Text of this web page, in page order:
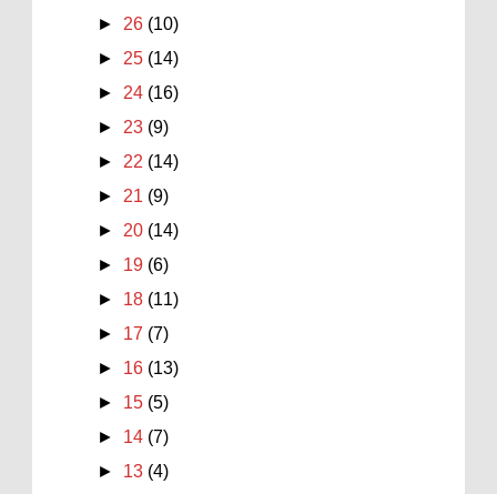
► 26 (10)
► 25 (14)
► 24 (16)
► 23 (9)
► 22 (14)
► 21 (9)
► 20 (14)
► 19 (6)
► 18 (11)
► 17 (7)
► 16 (13)
► 15 (5)
► 14 (7)
► 13 (4)